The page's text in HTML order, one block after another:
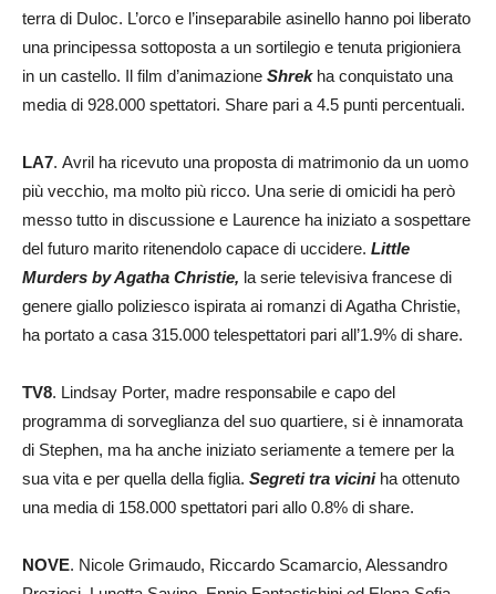
terra di Duloc. L’orco e l’inseparabile asinello hanno poi liberato
una principessa sottoposta a un sortilegio e tenuta prigioniera
in un castello. Il film d’animazione Shrek ha conquistato una
media di 928.000 spettatori. Share pari a 4.5 punti percentuali.
LA7. Avril ha ricevuto una proposta di matrimonio da un uomo
più vecchio, ma molto più ricco. Una serie di omicidi ha però
messo tutto in discussione e Laurence ha iniziato a sospettare
del futuro marito ritenendolo capace di uccidere. Little
Murders by Agatha Christie, la serie televisiva francese di
genere giallo poliziesco ispirata ai romanzi di Agatha Christie,
ha portato a casa 315.000 telespettatori pari all’1.9% di share.
TV8. Lindsay Porter, madre responsabile e capo del
programma di sorveglianza del suo quartiere, si è innamorata
di Stephen, ma ha anche iniziato seriamente a temere per la
sua vita e per quella della figlia. Segreti tra viciniha ottenuto
una media di 158.000 spettatori pari allo 0.8% di share.
NOVE. Nicole Grimaudo, Riccardo Scamarcio, Alessandro